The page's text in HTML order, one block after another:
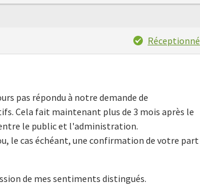
Réceptionné
pas répondu à notre demande de
Cela fait maintenant plus de 3 mois après le
le public et l'administration.
le cas échéant, une confirmation de votre part
de mes sentiments distingués.